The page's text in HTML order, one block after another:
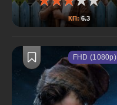
КП:6.3
FHD (1080p)